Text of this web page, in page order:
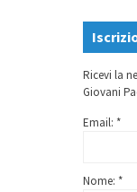
Ricevi la
Giovani
Email: *
Nome: *